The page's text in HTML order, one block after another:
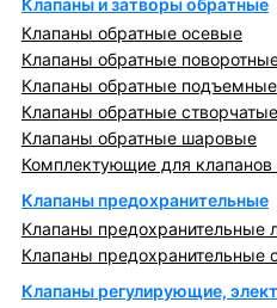
Клапаны и затворы обратные
Клапаны обратные осевые
Клапаны обратные
Клапаны обратные подъемные
Клапаны обратные створчатые
Клапаны обратные шаровые
Комплектующие для клапанов
Клапаны предохранительные
Клапаны предохранительные
Клапаны предохранительные
Клапаны регулирующие,